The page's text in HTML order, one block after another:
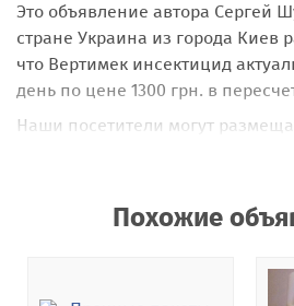
Это объявление автора Сергей
стране Украина из города Киев
что Вертимек инсектицид
день по цене 1300 грн. в
Наши посетители могут
различные объявления под
предложений они выставляют
например в 1300 грн. . Эта
Похожие